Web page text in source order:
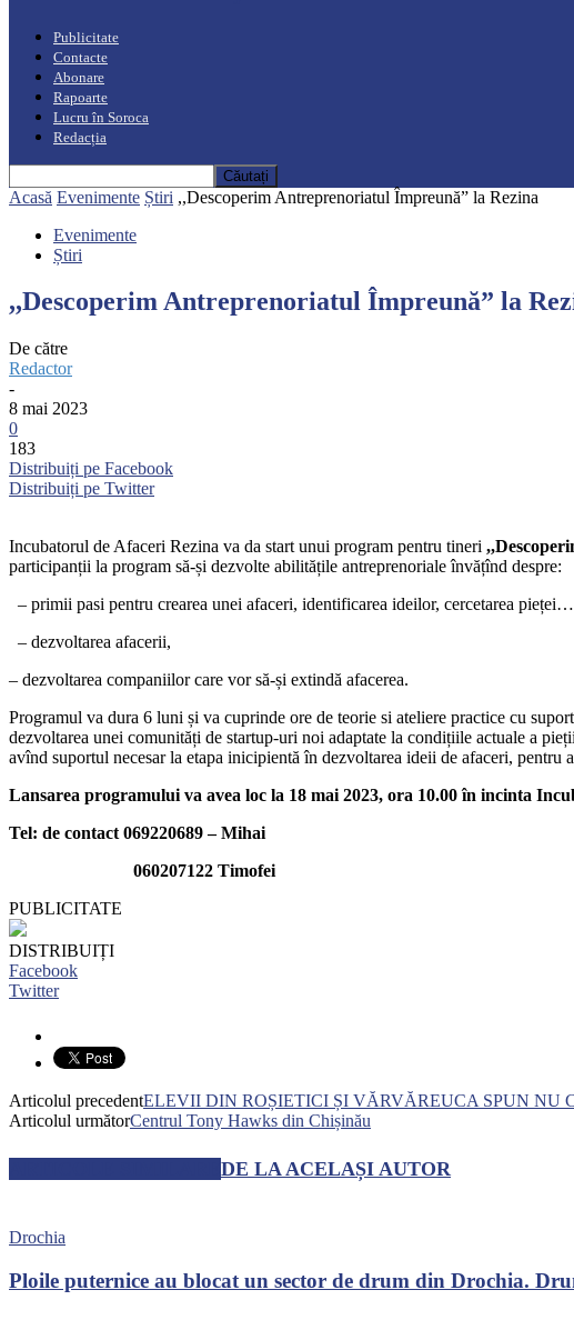
Publicitate
Contacte
Abonare
Rapoarte
Lucru în Soroca
Redacția
Acasă Evenimente Știri ,,Descoperim Antreprenoriatul Împreună” la Rezina
Evenimente
Știri
,,Descoperim Antreprenoriatul Împreună” la
De către
Redactor
-
8 mai 2023
0
183
Distribuiți pe Facebook
Distribuiți pe Twitter
Incubatorul de Afaceri Rezina va da start unui program pentru tineri
participanții la program să-și dezvolte abilitățile antreprenoriale învățînd despre:
– primii pasi pentru crearea unei afaceri, identificarea ideilor, cercetarea
– dezvoltarea afacerii,
– dezvoltarea companiilor care vor să-și extindă afacerea.
Programul va dura 6 luni și va cuprinde ore de teorie si ateliere practice cu
dezvoltarea unei comunități de startup-uri noi adaptate la condițiile actuale a
avînd suportul necesar la etapa inicipientă în dezvoltarea ideii de afaceri, pentru
Lansarea programului va avea loc la 18 mai 2023, ora 10.00 în incinta
Tel: de contact 069220689 – Mihai
060207122 Timofei
PUBLICITATE
DISTRIBUIȚI
Facebook
Twitter
Articolul precedentELEVII DIN ROȘIETICI ȘI VĂRVĂREUCA SPUN NU
Articolul următorCentrul Tony Hawks din Chișinău
DE LA ACELAȘI AUTOR
Drochia
Ploile puternice au blocat un sector de drum din Drochia.